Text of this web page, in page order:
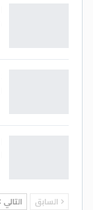
السابق التالي